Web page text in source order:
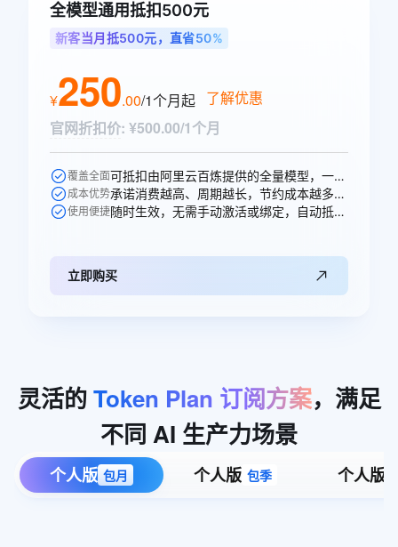
全模型通用抵扣500元
新客当月抵500元，直省50%
¥250.00/1个月起 了解优惠
官网折扣价: ¥500.00/1个月
覆盖全面 可抵扣由阿里云百炼提供的全量模型，一次购买即可跨模型通享。
成本优势 承诺消费越高、周期越长，节约成本越多，直省250元。
使用便捷 随时生效，无需手动激活或绑定，自动抵扣。
立即购买
灵活的 Token Plan 订阅方案，满足
不同 AI 生产力场景
个人版 包月 个人版 包季 个人版